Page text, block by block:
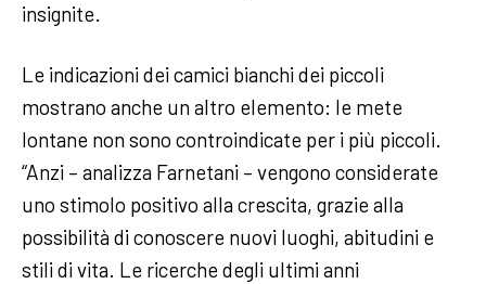
insignite.
Le indicazioni dei camici bianchi dei piccoli
mostrano anche un altro elemento: le mete
lontane non sono controindicate per i più piccoli.
“Anzi – analizza Farnetani – vengono considerate
uno stimolo positivo alla crescita, grazie alla
possibilità di conoscere nuovi luoghi, abitudini e
stili di vita. Le ricerche degli ultimi anni